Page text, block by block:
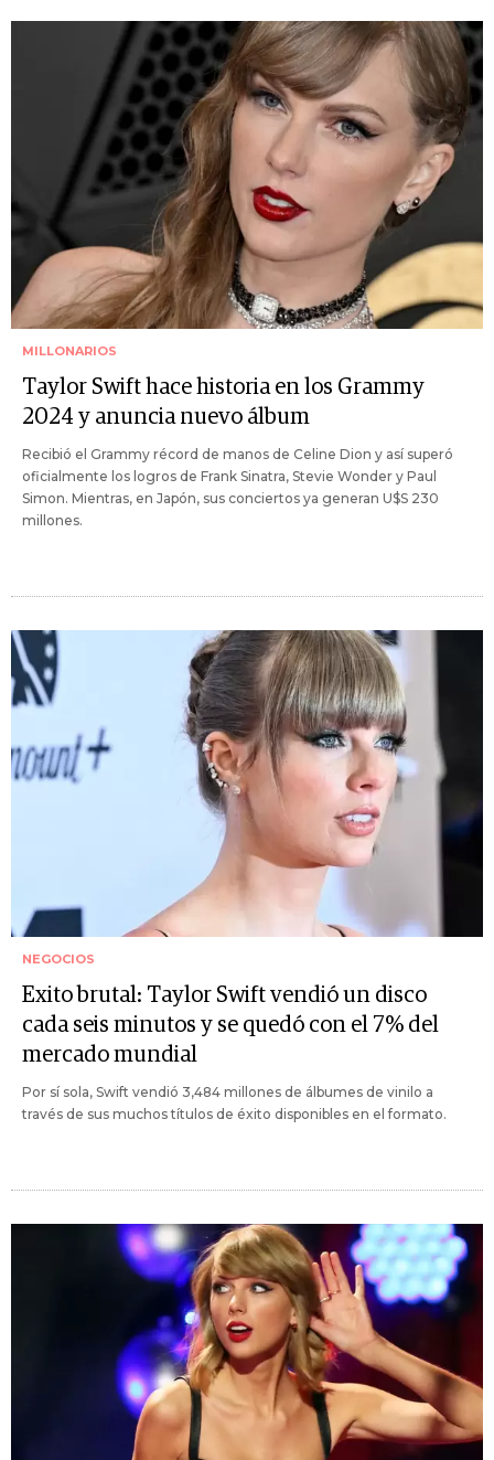
MILLONARIOS
Taylor Swift hace historia en los Grammy
2024 y anuncia nuevo álbum
Recibió el Grammy récord de manos de Celine Dion y así superó
oficialmente los logros de Frank Sinatra, Stevie Wonder y Paul
Simon. Mientras, en Japón, sus conciertos ya generan U$S 230
millones.
NEGOCIOS
Exito brutal: Taylor Swift vendió un disco
cada seis minutos y se quedó con el 7% del
mercado mundial
Por sí sola, Swift vendió 3,484 millones de álbumes de vinilo a
través de sus muchos títulos de éxito disponibles en el formato.